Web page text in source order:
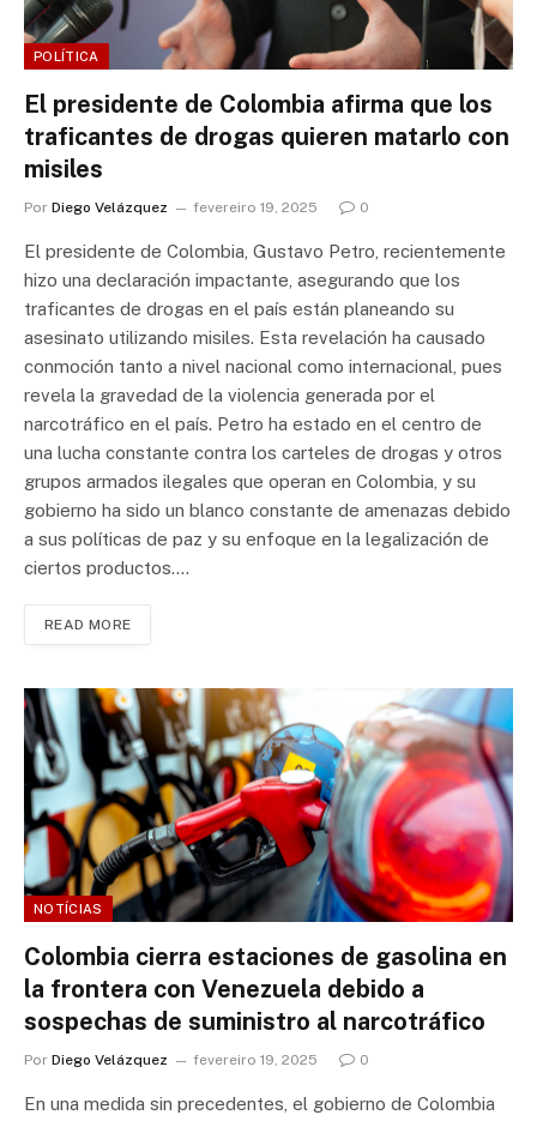
POLÍTICA
El presidente de Colombia afirma que los
traficantes de drogas quieren matarlo con
misiles
Por Diego Velázquez fevereiro 19, 2025 0
El presidente de Colombia, Gustavo Petro, recientemente
hizo una declaración impactante, asegurando que los
traficantes de drogas en el país están planeando su
asesinato utilizando misiles. Esta revelación ha causado
conmoción tanto a nivel nacional como internacional, pues
revela la gravedad de la violencia generada por el
narcotráfico en el país. Petro ha estado en el centro de
una lucha constante contra los carteles de drogas y otros
grupos armados ilegales que operan en Colombia, y su
gobierno ha sido un blanco constante de amenazas debido
a sus políticas de paz y su enfoque en la legalización de
ciertos productos.…
READ MORE
NOTÍCIAS
Colombia cierra estaciones de gasolina en
la frontera con Venezuela debido a
sospechas de suministro al narcotráfico
Por Diego Velázquez fevereiro 19, 2025 0
En una medida sin precedentes, el gobierno de Colombia